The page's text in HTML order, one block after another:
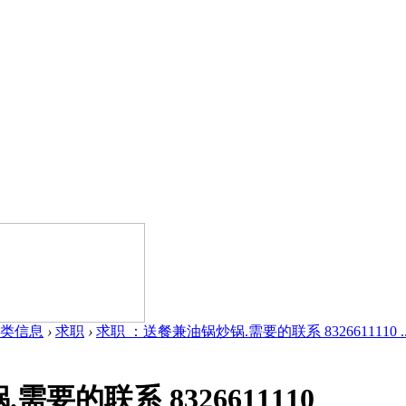
信息 › 求职 › 求职 ：送餐兼油锅炒锅.需要的联系 8326611110
要的联系 8326611110